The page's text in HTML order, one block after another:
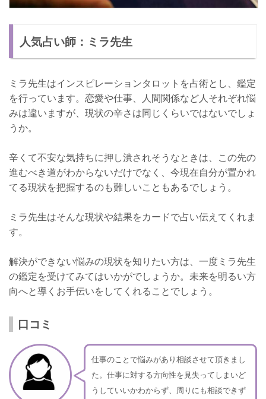
人気占い師：ミラ先生
ミラ先生はインスピレーションタロットを占術とし、鑑定
を行っています。恋愛や仕事、人間関係など人それぞれ悩
みは違いますが、現状の辛さは同じくらいではないでしょ
うか。
辛くて不安な気持ちに押し潰されそうなときは、この先の
進むべき道がわからないだけでなく、今現在自分が置かれ
てる現状を把握するのも難しいこともあるでしょう。
ミラ先生はそんな現状や結果をカードで占い伝えてくれま
す。
解決ができない悩みの現状を知りたい方は、一度ミラ先生
の鑑定を受けてみてはいかがでしょうか。未来を明るい方
向へと導くお手伝いをしてくれることでしょう。
口コミ
仕事のことで悩みがあり相談させて頂きまし
た。仕事に対する方向性を見失ってしまいど
うしていいかわからず、周りにも相談できず